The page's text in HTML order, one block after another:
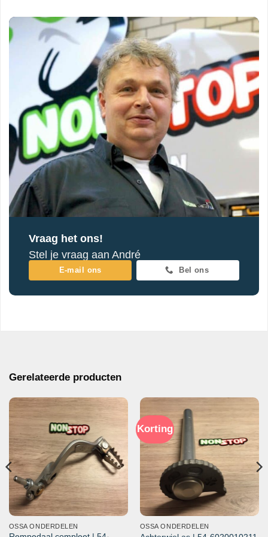
Vraag het ons!
Stel je vraag aan André
E-mail ons Bel ons
Gerelateerde producten
OSSA ONDERDELEN
Korting
OSSA ONDERDELEN